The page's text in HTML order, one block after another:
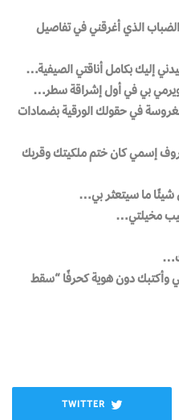
الذي أغرقني في تفاصيل
إليك بكامل أناقتي الصيفية…
بي في أول إشراقة سطر…
في حقولك الورقية بضمادات
إسمي كان ختم ملكيتك وقربك
ما سيتعثر بي…
مخيلتي…
وأكتبك دون هوية كحرفًا “سقط
TWITTER